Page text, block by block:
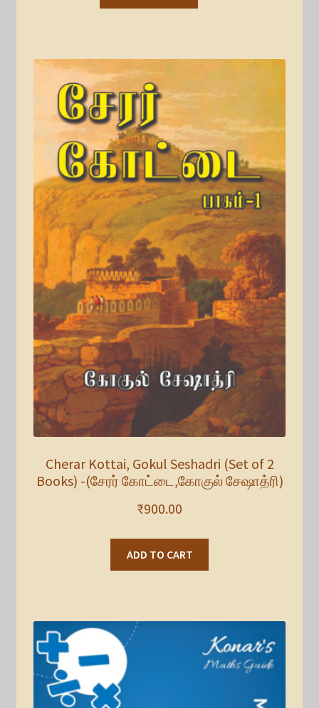
Cherar Kottai, Gokul Seshadri (Set of 2
Books) -(சேரர் கோட்டை,கோகுல் சேஷாத்ரி)
₹900.00
ADD TO CART